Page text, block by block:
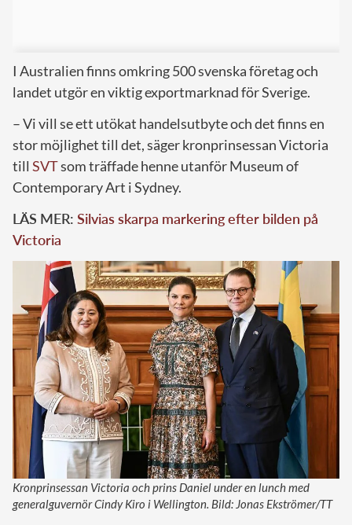
I Australien finns omkring 500 svenska företag och
landet utgör en viktig exportmarknad för Sverige.
– Vi vill se ett utökat handelsutbyte och det finns en
stor möjlighet till det, säger kronprinsessan Victoria
till SVTsom träffade henne utanför Museum of
Contemporary Art i Sydney.
LÄS MER: Silvias skarpa markering efter bilden på
Victoria
Kronprinsessan Victoria och prins Daniel under en lunch med
generalguvernör Cindy Kiro i Wellington. Bild: Jonas Ekströmer/TT